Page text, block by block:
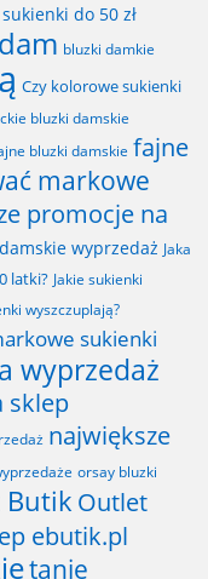
do 50 zł
bluzki damkie
Czy kolorowe sukienki
bluzki damskie
bluzki damskie fajne
markowe
promocje na
wyprzedaż Jaka
latki? Jakie sukienki
wyszczuplają?
sukienki
wyprzedaż
sklep
największe
orsay bluzki
Butik Outlet
ebutik.pl
tanie